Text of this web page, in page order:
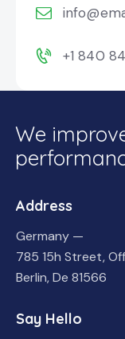
+1 840
We
Address
Germany —
785 15h Street,
Berlin, De 81566
Say Hello